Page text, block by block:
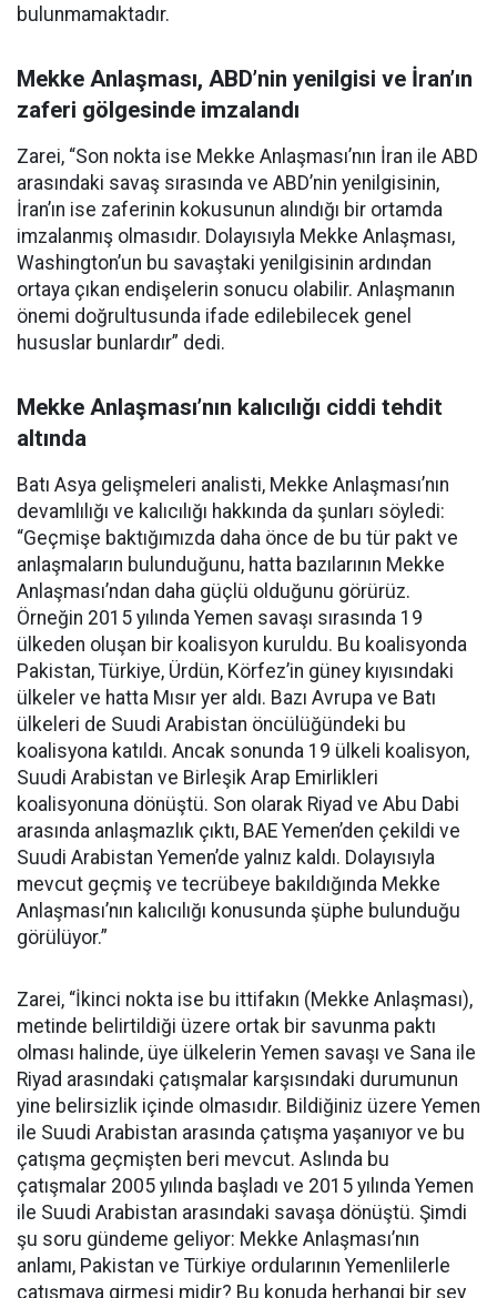
bulunmamaktadır.
Mekke Anlaşması, ABD’nin yenilgisi ve İran’ın
zaferi gölgesinde imzalandı
Zarei, “Son nokta ise Mekke Anlaşması’nın İran ile ABD
arasındaki savaş sırasında ve ABD’nin yenilgisinin,
İran’ın ise zaferinin kokusunun alındığı bir ortamda
imzalanmış olmasıdır. Dolayısıyla Mekke Anlaşması,
Washington’un bu savaştaki yenilgisinin ardından
ortaya çıkan endişelerin sonucu olabilir. Anlaşmanın
önemi doğrultusunda ifade edilebilecek genel
hususlar bunlardır” dedi.
Mekke Anlaşması’nın kalıcılığı ciddi tehdit
altında
Batı Asya gelişmeleri analisti, Mekke Anlaşması’nın
devamlılığı ve kalıcılığı hakkında da şunları söyledi:
“Geçmişe baktığımızda daha önce de bu tür pakt ve
anlaşmaların bulunduğunu, hatta bazılarının Mekke
Anlaşması’ndan daha güçlü olduğunu görürüz.
Örneğin 2015 yılında Yemen savaşı sırasında 19
ülkeden oluşan bir koalisyon kuruldu. Bu koalisyonda
Pakistan, Türkiye, Ürdün, Körfez’in güney kıyısındaki
ülkeler ve hatta Mısır yer aldı. Bazı Avrupa ve Batı
ülkeleri de Suudi Arabistan öncülüğündeki bu
koalisyona katıldı. Ancak sonunda 19 ülkeli koalisyon,
Suudi Arabistan ve Birleşik Arap Emirlikleri
koalisyonuna dönüştü. Son olarak Riyad ve Abu Dabi
arasında anlaşmazlık çıktı, BAE Yemen’den çekildi ve
Suudi Arabistan Yemen’de yalnız kaldı. Dolayısıyla
mevcut geçmiş ve tecrübeye bakıldığında Mekke
Anlaşması’nın kalıcılığı konusunda şüphe bulunduğu
görülüyor.”
Zarei, “İkinci nokta ise bu ittifakın (Mekke Anlaşması),
metinde belirtildiği üzere ortak bir savunma paktı
olması halinde, üye ülkelerin Yemen savaşı ve Sana ile
Riyad arasındaki çatışmalar karşısındaki durumunun
yine belirsizlik içinde olmasıdır. Bildiğiniz üzere Yemen
ile Suudi Arabistan arasında çatışma yaşanıyor ve bu
çatışma geçmişten beri mevcut. Aslında bu
çatışmalar 2005 yılında başladı ve 2015 yılında Yemen
ile Suudi Arabistan arasındaki savaşa dönüştü. Şimdi
şu soru gündeme geliyor: Mekke Anlaşması’nın
anlamı, Pakistan ve Türkiye ordularının Yemenlilerle
çatışmaya girmesi midir? Bu konuda herhangi bir şey